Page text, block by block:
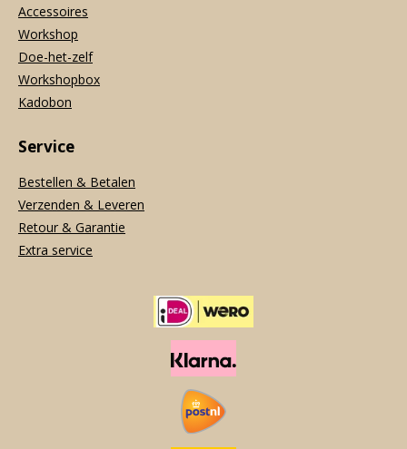
Accessoires
Workshop
Doe-het-zelf
Workshopbox
Kadobon
Service
Bestellen & Betalen
Verzenden & Leveren
Retour & Garantie
Extra service